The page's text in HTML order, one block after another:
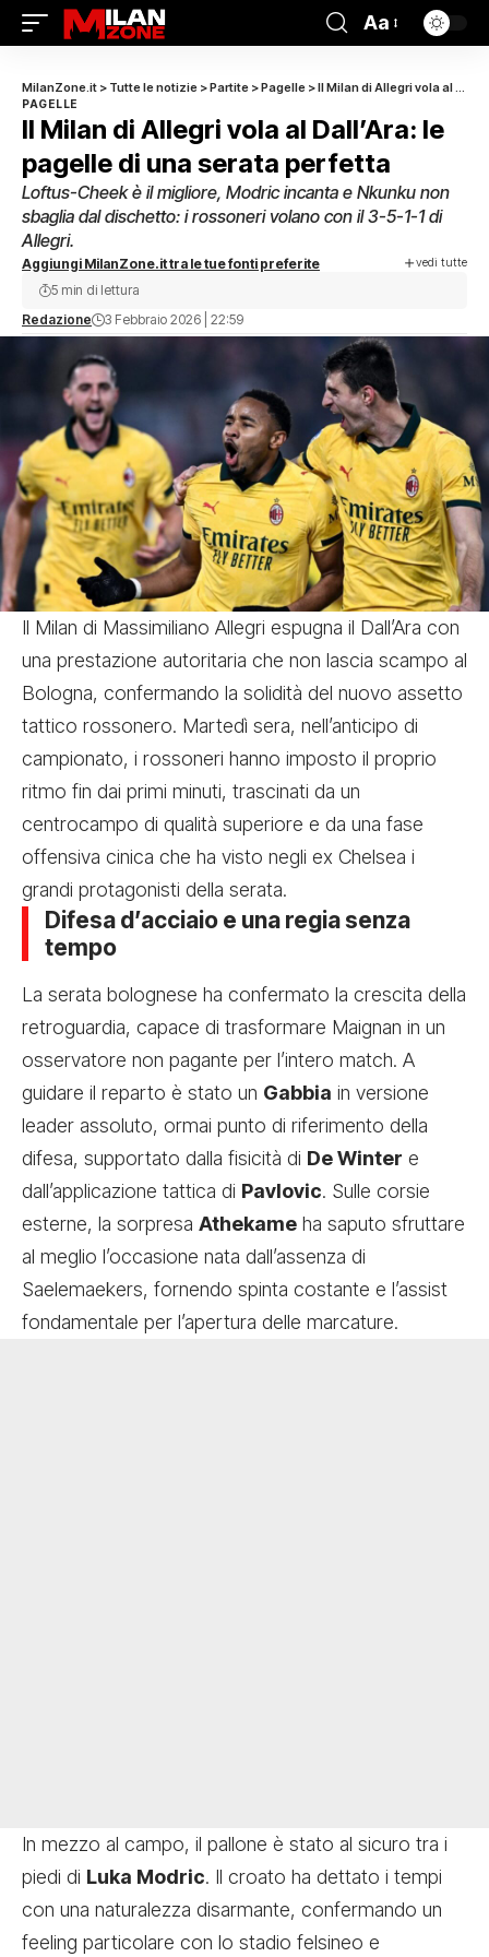
Aa
MilanZone.it > Tutte le notizie >Partite >Pagelle >Il Milan di Allegri vola al Dall’Ara: le pagelle di una serata perfetta
PAGELLE
Il Milan di Allegri vola al Dall’Ara: le
pagelle di una serata perfetta
Loftus-Cheek è il migliore, Modric incanta e Nkunku non
sbaglia dal dischetto: i rossoneri volano con il 3-5-1-1 di
Allegri.
Aggiungi MilanZone.it tra le tue fonti preferite vedi tutte
Redazione 3 Febbraio 2026 | 22:59
5 min di lettura
Il Milan di Massimiliano Allegri espugna il Dall’Ara con
una prestazione autoritaria che non lascia scampo al
Bologna, confermando la solidità del nuovo assetto
tattico rossonero. Martedì sera, nell’anticipo di
campionato, i rossoneri hanno imposto il proprio
ritmo fin dai primi minuti, trascinati da un
centrocampo di qualità superiore e da una fase
offensiva cinica che ha visto negli ex Chelsea i
grandi protagonisti della serata.
Difesa d’acciaio e una regia senza
tempo
La serata bolognese ha confermato la crescita della
retroguardia, capace di trasformare Maignan in un
osservatore non pagante per l’intero match. A
guidare il reparto è stato un Gabbia in versione
leader assoluto, ormai punto di riferimento della
difesa, supportato dalla fisicità di De Winter e
dall’applicazione tattica di Pavlovic. Sulle corsie
esterne, la sorpresa Athekame ha saputo sfruttare
al meglio l’occasione nata dall’assenza di
Saelemaekers, fornendo spinta costante e l’assist
fondamentale per l’apertura delle marcature.
In mezzo al campo, il pallone è stato al sicuro tra i
piedi di Luka Modric. Il croato ha dettato i tempi
con una naturalezza disarmante, confermando un
feeling particolare con lo stadio felsineo e